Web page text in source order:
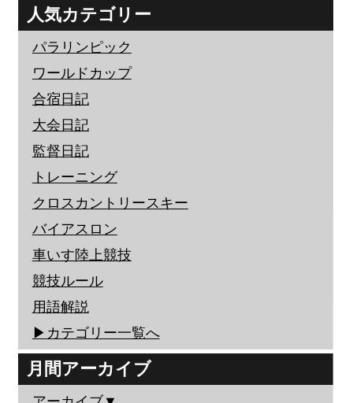
人気カテゴリー
パラリンピック
ワールドカップ
合宿日記
大会日記
監督日記
トレーニング
クロスカントリースキー
バイアスロン
車いす陸上競技
競技ルール
用語解説
▶︎カテゴリー一覧へ
月間アーカイブ